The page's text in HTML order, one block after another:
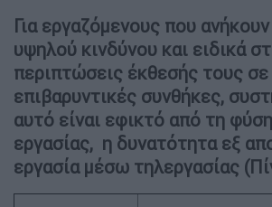
Για εργαζόμενους που
υψηλού κινδύνου και ειδικά
περιπτώσεις έκθεσής τους σε
επιβαρυντικές συνθήκες,
αυτό είναι εφικτό από τη
εργασίας, η δυνατότητα εξ
εργασία μέσω τηλεργασίας